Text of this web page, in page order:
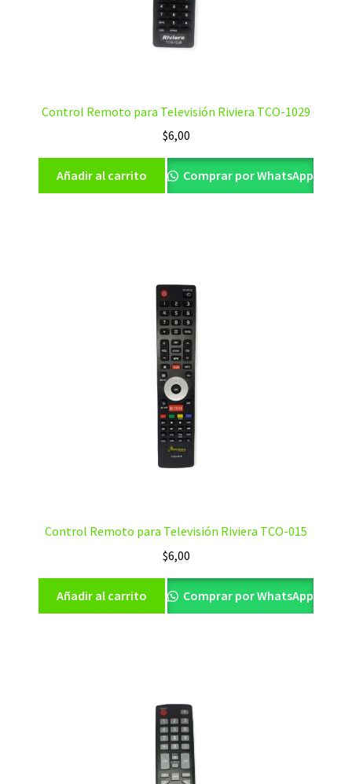
Control Remoto para Televisión Riviera TCO-1029
$6,00
Añadir al carrito Comprar por WhatsApp
Control Remoto para Televisión Riviera TCO-015
$6,00
Añadir al carrito Comprar por WhatsApp